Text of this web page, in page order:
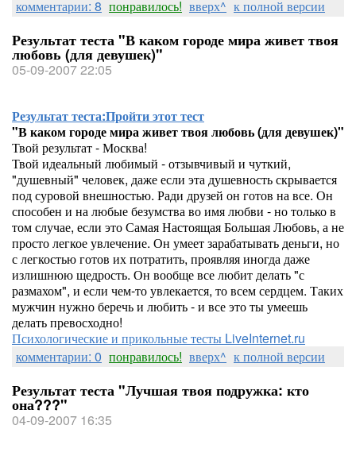
комментарии: 8 понравилось! вверх^ к полной версии
Результат теста "В каком городе мира живет твоя
любовь (для девушек)"
05-09-2007 22:05
Результат теста:Пройти этот тест
"В каком городе мира живет твоя любовь (для девушек)"
Твой результат - Москва!
Твой идеальный любимый - отзывчивый и чуткий,
"душевный" человек, даже если эта душевность скрывается
под суровой внешностью. Ради друзей он готов на все. Он
способен и на любые безумства во имя любви - но только в
том случае, если это Самая Настоящая Большая Любовь, а не
просто легкое увлечение. Он умеет зарабатывать деньги, но
с легкостью готов их потратить, проявляя иногда даже
излишнюю щедрость. Он вообще все любит делать "с
размахом", и если чем-то увлекается, то всем сердцем. Таких
мужчин нужно беречь и любить - и все это ты умеешь
делать превосходно!
Психологические и прикольные тесты LiveInternet.ru
комментарии: 0 понравилось! вверх^ к полной версии
Результат теста "Лучшая твоя подружка: кто
она???"
04-09-2007 16:35